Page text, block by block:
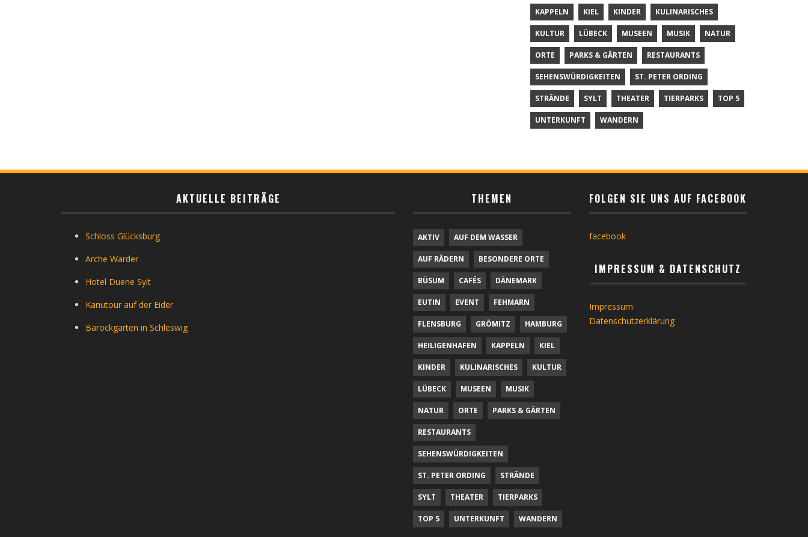
KAPPELN KIEL KINDER KULINARISCHES
KULTUR LÜBECK MUSEEN MUSIK NATUR
ORTE PARKS & GÄRTEN RESTAURANTS
SEHENSWÜRDIGKEITEN ST. PETER ORDING
STRÄNDE SYLT THEATER TIERPARKS TOP 5
UNTERKUNFT WANDERN
AKTUELLE BEITRÄGE
Schloss Glücksburg
Arche Warder
Hotel Duene Sylt
Kanutour auf der Eider
Barockgarten in Schleswig
THEMEN
AKTIV AUF DEM WASSER
AUF RÄDERN BESONDERE ORTE
BÜSUM CAFÉS DÄNEMARK
EUTIN EVENT FEHMARN
FLENSBURG GRÖMITZ HAMBURG
HEILIGENHAFEN KAPPELN KIEL
KINDER KULINARISCHES KULTUR
LÜBECK MUSEEN MUSIK
NATUR ORTE PARKS & GÄRTEN
RESTAURANTS
SEHENSWÜRDIGKEITEN
ST. PETER ORDING STRÄNDE
SYLT THEATER TIERPARKS
TOP 5 UNTERKUNFT WANDERN
FOLGEN SIE UNS AUF FACEBOOK
facebook
IMPRESSUM & DATENSCHUTZ
Impressum
Datenschutzerklärung